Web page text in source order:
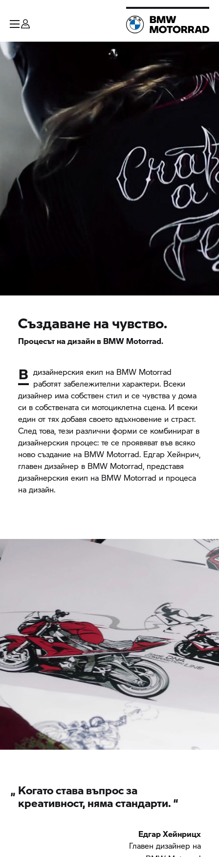
Създаване на чувство.
Процесът на дизайн в BMW Motorrad.
В дизайнерския екип на BMW Motorrad
работят забележителни характери. Всеки
дизайнер има собствен стил и се чувства у дома
си в собствената си мотоциклетна сцена. И всеки
един от тях добавя своето вдъхновение и страст.
След това, тези различни форми се комбинират в
дизайнерския процес: те се проявяват във всяко
ново създание на BMW Motorrad. Едгар Хейнрич,
главен дизайнер в BMW Motorrad, представя
дизайнерския екип на BMW Motorrad и процеса
на дизайн.
„ Когато става въпрос за
креативност, няма стандарти. “
Едгар Хейнрицх
Главен дизайнер на